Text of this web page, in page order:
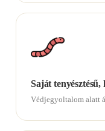
Saját
Védjegyoltalom alatt